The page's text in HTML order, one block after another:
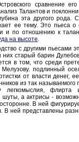
сравнение
Талантов и
эта другого
ее тему. Это пьеса
и по отношению к
на высоте.
с другими пьесами
старый барин
в том, что среди
подлинный
от власти денег,
из так
легкомыслия,
а актрисы -
В ней
В ней представлены